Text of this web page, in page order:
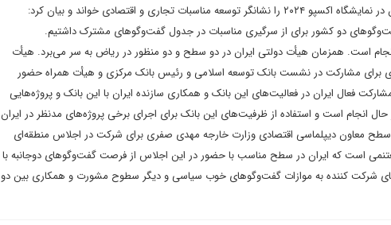
وی حضور هیأت اقتصادی عربستان در نمایشگاه اکسپو ۲۰۲۴ را نشانگر توسعه مناسبات تجاری و اقتصادی خواند و بیان کرد:
دو کشور برای از سرگیری مناسبات در جدول گفت‌وگوهای مشترک داشتیم.
است. همزمان هیأت دولتی ایران در دو سطح و دو منظور در ریاض به سر می‌برد. هیأت
برای مشارکت در نشست بانک توسعه اسلامی و رئیس بانک مرکزی و هیأت همراه حضور
فعال ایران در فعالیت‌های این بانک و همکاری سازنده ایران با این بانک و پروژه‌هایی
حال انجام است و استفاده از ظرفیت‌های این بانک برای اجرای برخی پروژه‌های مدنظر در ایران
معاون دیپلماسی اقتصادی وزارت خارجه مهدی صفری برای شرکت در اجلاس منطقه‌ای
است که ایران در سطح مناسب با حضور در این اجلاس از فرصت گفت‌وگوهای دوجانبه با
شرکت کننده به موازات گفت‌وگوهای خوب سیاسی و دیگر سطوح مشورت و همکاری بین دو